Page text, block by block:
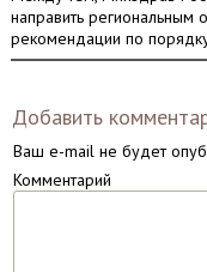
направить региональным
рекомендации по
Добавить
Ваш e-mail не будет
Комментарий